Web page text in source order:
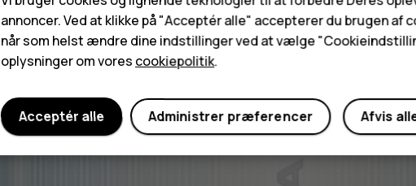
annoncer. Ved at klikke på "Acceptér alle" accepterer du brugen af
når som helst ændre dine indstillinger ved at vælge
oplysninger om vores cookiepolitik.
Afvis
Administrer præferencer
Acceptér alle